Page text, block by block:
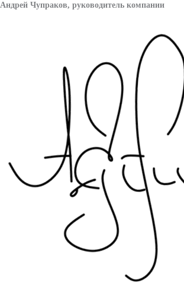
Андрей Чупраков, руководитель компании